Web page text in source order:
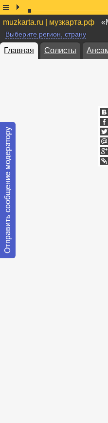
muzkarta.ru | музкарта.рф
Выберите регион, страну
Главная Солисты